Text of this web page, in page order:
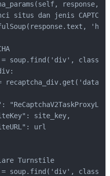
response,
situs dan jenis CAPTCHA
soup.find('div',
recaptcha_div.get('data-
site_key,
url
Turnstile
soup.find('div',